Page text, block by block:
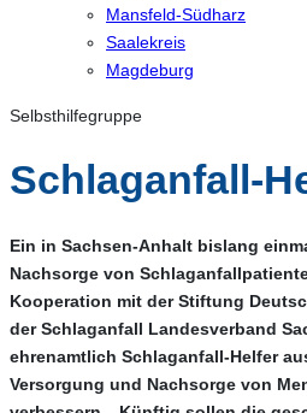
Mansfeld-Südharz
Saalekreis
Magdeburg
Selbsthilfegruppe
Schlaganfall-
Ein in Sachsen-Anhalt bislang
Nachsorge von
Kooperation mit der Stiftung
der Schlaganfall Landesverband
ehrenamtlich Schlaganfall-Helfer
Versorgung und Nachsorge von